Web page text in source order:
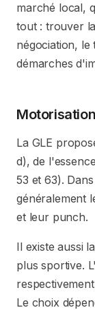
marché local,
tout : trouver
négociation,
démarches
La GLE
d), de
53 et 63).
généralement
et leur punch.
Il existe aussi
plus sportive.
Le choix